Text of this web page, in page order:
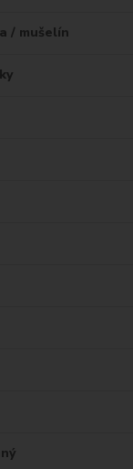
/ mušelín